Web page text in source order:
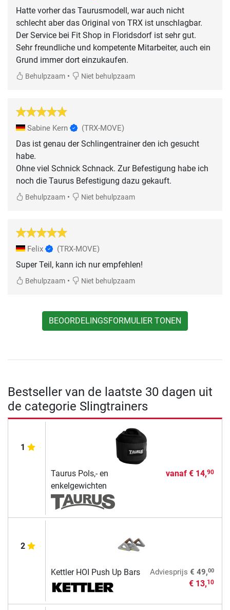
Hatte vorher das Taurusmodell, war auch nicht
schlecht aber das Original von TRX ist unschlagbar.
Der Service bei Fit Shop in Floridsdorf ist sehr gut.
Sehr freundliche und kompetente Mitarbeiter, auch ein
Grund immer dort einzukaufen.
Behulpzaam • Niet behulpzaam
Sabine Kern (TRX-MOVE)
Das ist genau der Schlingentrainer den ich gesucht
habe.
Ohne viel Schnick Schnack. Zur Befestigung habe ich
noch die Taurus Befestigung dazu gekauft.
Behulpzaam • Niet behulpzaam
Felix (TRX-MOVE)
Super Teil, kann ich nur empfehlen!
Behulpzaam • Niet behulpzaam
BEOORDELINGSFORMULIER TONEN
Bestseller van de laatste 30 dagen uit
de categorie Slingtrainers
1
Taurus Pols,- en
enkelgewichten
vanaf € 14,90
2
Kettler HOI Push Up Bars Adviesprijs € 49,00
€ 13,10